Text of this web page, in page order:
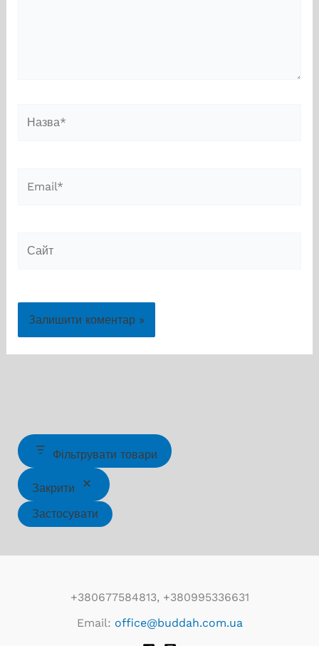
Фільтрувати товари
Закрити
Застосувати
+380677584813, +380995336631
Email: office@buddah.com.ua